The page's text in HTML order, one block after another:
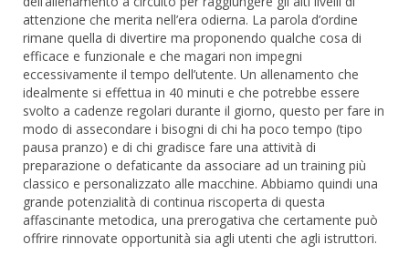
attenzione che merita nell’era odierna. La parola d’ordine
rimane quella di divertire ma proponendo qualche cosa di
efficace e funzionale e che magari non impegni
eccessivamente il tempo dell’utente. Un allenamento che
idealmente si effettua in 40 minuti e che potrebbe essere
svolto a cadenze regolari durante il giorno, questo per fare in
modo di assecondare i bisogni di chi ha poco tempo (tipo
pausa pranzo) e di chi gradisce fare una attività di
preparazione o defaticante da associare ad un training più
classico e personalizzato alle macchine. Abbiamo quindi una
grande potenzialità di continua riscoperta di questa
affascinante metodica, una prerogativa che certamente può
offrire rinnovate opportunità sia agli utenti che agli istruttori.